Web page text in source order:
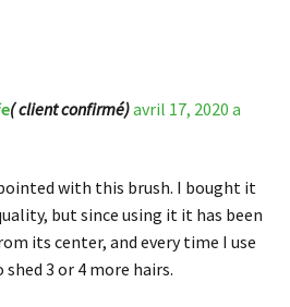
( client confirmé)avril 17, 2020 a
with this brush. I bought it
but since using it it has been
its center, and every time I use
3 or 4 more hairs.